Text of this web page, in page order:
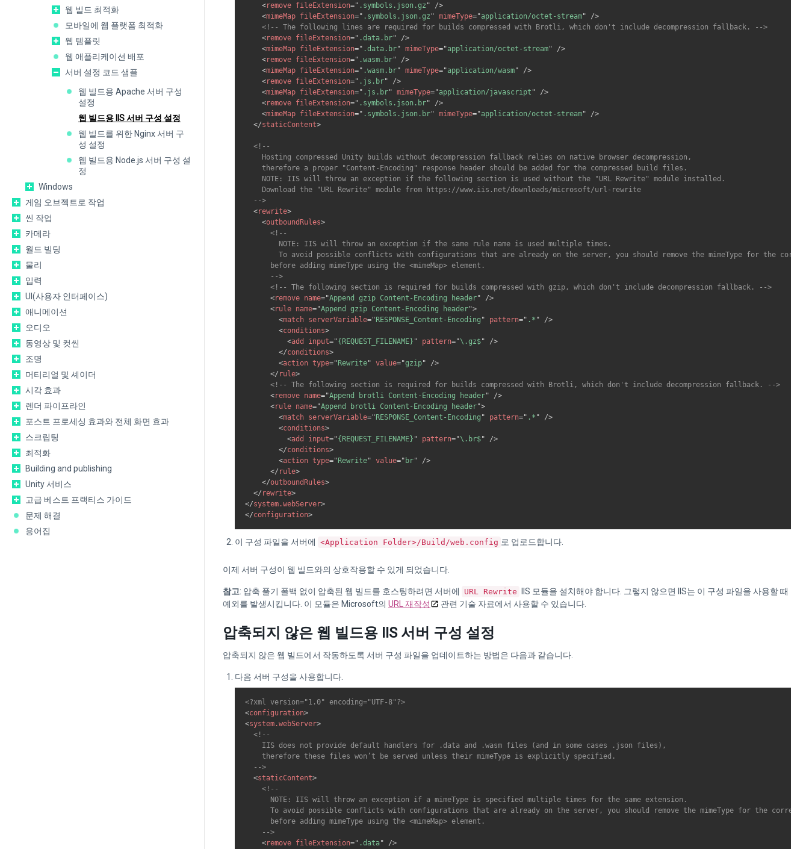
웹 빌드 최적화
모바일에 웹 플랫폼 최적화
웹 템플릿
웹 애플리케이션 배포
서버 설정 코드 샘플
웹 빌드용 Apache 서버 구성
설정
웹 빌드용 IIS 서버 구성 설정
웹 빌드를 위한 Nginx 서버 구
성 설정
웹 빌드용 Node.js 서버 구성 설
정
Windows
게임 오브젝트로 작업
씬 작업
카메라
월드 빌딩
물리
입력
UI(사용자 인터페이스)
애니메이션
오디오
동영상 및 컷씬
조명
머티리얼 및 셰이더
시각 효과
렌더 파이프라인
포스트 프로세싱 효과와 전체 화면 효과
스크립팅
최적화
Building and publishing
Unity 서비스
고급 베스트 프랙티스 가이드
문제 해결
용어집
<remove fileExtension=" .symbols.json.gz "
/>
<mimeMap fileExtension=" .symbols.json.gz " mimeType="application/octet-stream"
/>
<!-- The following lines are required for builds compressed with Brotli, which don't include decompression fallback. -->
<remove fileExtension=" .data.br"
/>
<mimeMap fileExtension=" .data.br" mimeType="application/octet-stream"
/>
<remove fileExtension=" .wasm.br"
/>
<mimeMap fileExtension=" .wasm.br" mimeType="application/wasm"
/>
<remove fileExtension=" .js.br"
/>
<mimeMap fileExtension=" .js.br" mimeType="application/javascript "
/>
<remove fileExtension=" .symbols.json.br"
/>
<mimeMap fileExtension=" .symbols.json.br" mimeType="application/octet-stream"
/>
</staticContent>
<!--
    Hosting compressed Unity builds without decompression fallback relies on native browser decompression,
    therefore a proper "Content-Encoding" response header should be added for the compressed build files.
    NOTE: IIS will throw an exception if the following section is used without the "URL Rewrite" module installed.
    Download the "URL Rewrite" module from https://www.iis.net/downloads/microsoft/url-rewrite
  -->
<rewrite>
<outboundRules>
<!--
        NOTE: IIS will throw an exception if the same rule name is used multiple times.
To avoid possible conflicts with configurations that are already on the server, you should remove the mimeType for the
      before adding mimeType using the <mimeMap> element.
      -->
<!-- The following section is required for builds compressed with gzip, which don't include decompression fallback. -->
<remove name="Append gzip Content-Encoding header"
/>
<rule name="Append gzip Content-Encoding header">
<match serverVariable="RESPONSE_Content-Encoding " pattern=" .* "
/>
<conditions>
<add input="{REQUEST_FILENAME} " pattern="\.gz$"
/>
</conditions>
<action type="Rewrite" value="gzip"
/>
</ rule>
<!-- The following section is required for builds compressed with Brotli, which don't include decompression fallback. -->
<remove name="Append brotli Content-Encoding header"
/>
<rule name="Append brotli Content-Encoding header">
<match serverVariable="RESPONSE_Content-Encoding " pattern=" .* "
/>
<conditions>
<add input="{REQUEST_FILENAME} " pattern="\.br$"
/>
</conditions>
<action type="Rewrite" value=" br"
/>
</ rule>
</outboundRules>
</ rewrite>
</system.webServer>
</configuration>
이 구성 파일을 서버에 <Application Folder>/Build/web.config 로 업로드합니다.
이제 서버 구성이 웹 빌드와의 상호작용할 수 있게 되었습니다.
참고: 압축 풀기 폴백 없이 압축된 웹 빌드를 호스팅하려면 서버에 URL Rewrite
IIS 모듈을 설치해야 합니다. 그렇지 않으면 IIS는 이 구성 파일을 사용할 때
예외를 발생시킵니다. 이 모듈은 Microsoft의 URL 재작성 관련 기술 자료에서 사용할 수 있습니다.
압축되지 않은 웹 빌드용 IIS 서버 구성 설정
압축되지 않은 웹 빌드에서 작동하도록 서버 구성 파일을 업데이트하는 방법은 다음과 같습니다.
다음 서버 구성을 사용합니다.
<?xml version="1.0" encoding="UTF-8"?>
<configuration>
<system.webServer>
<!--
    IIS does not provide default handlers for .data and .wasm files (and in some cases .json files),
    therefore these files won’t be served unless their mimeType is explicitly specified.
  -->
<staticContent>
<!--
      NOTE: IIS will throw an exception if a mimeType is specified multiple times for the same extension.
To avoid possible conflicts with configurations that are already on the server, you should remove the mimeType for the
      before adding mimeType using the <mimeMap> element.
    -->
<remove fileExtension=" .data"
/>